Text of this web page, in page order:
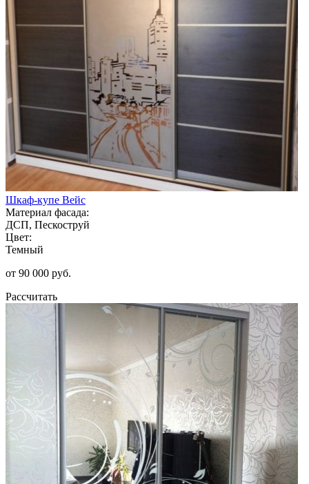
Шкаф-купе Вейс
Материал фасада:
ДСП, Пескоструй
Цвет:
Темный
от 90 000 руб.
Рассчитать